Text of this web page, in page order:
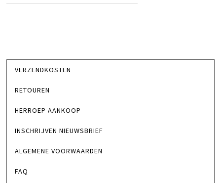
VERZENDKOSTEN
RETOUREN
HERROEP AANKOOP
INSCHRIJVEN NIEUWSBRIEF
ALGEMENE VOORWAARDEN
FAQ